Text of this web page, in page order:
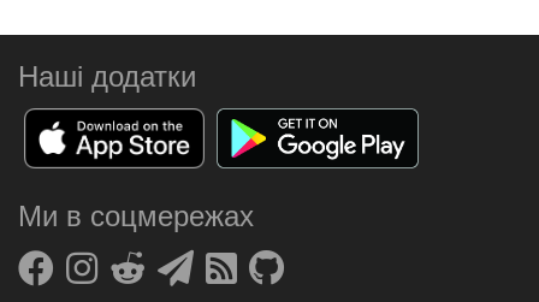
Наші додатки
Ми в соцмережах